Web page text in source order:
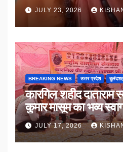
उठाई मांग
JULY 23, 2026
BREAKING NEWS उत्तर प्रदेश
कारगिल शहीद दाताराम
कुमार मासूम का भव्य
का सम्मान
JULY 17, 2026